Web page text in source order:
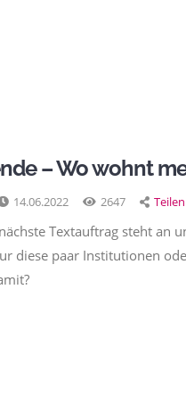
– Wo wohnt
14.06.2022 2647 Teilen
Textauftrag steht an
diese paar Institutionen